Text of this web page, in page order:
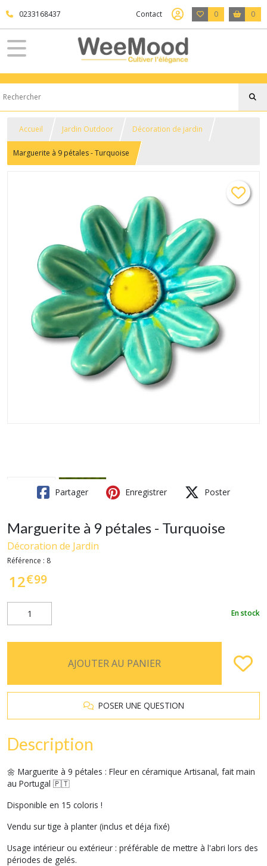
0233168437 Contact 0 0
Accueil Jardin Outdoor Décoration de jardin
Marguerite à 9 pétales - Turquoise
Partager Enregistrer Poster
Marguerite à 9 pétales - Turquoise
Décoration de Jardin
Référence : 8
12€99
En stock
AJOUTER AU PANIER
POSER UNE QUESTION
Description
🌼 Marguerite à 9 pétales : Fleur en céramique Artisanal, fait main
au Portugal 🇵🇹
Disponible en 15 coloris !
Vendu sur tige à planter (inclus et déja fixé)
Usage intérieur ou extérieur : préférable de mettre à l'abri lors des
périodes de gelés.